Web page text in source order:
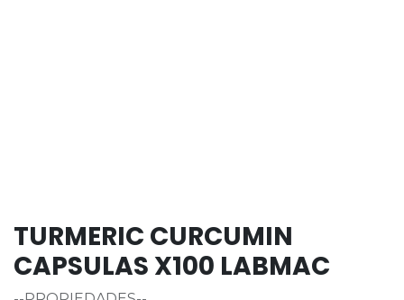
TURMERIC CURCUMIN
CAPSULAS X100 LABMAC